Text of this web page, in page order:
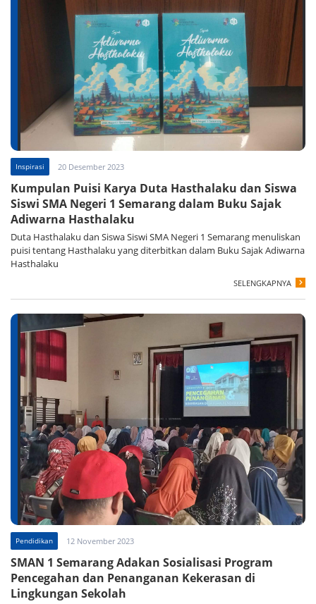
Inspirasi 20 Desember 2023
Kumpulan Puisi Karya Duta Hasthalaku dan Siswa
Siswi SMA Negeri 1 Semarang dalam Buku Sajak
Adiwarna Hasthalaku
Duta Hasthalaku dan Siswa Siswi SMA Negeri 1 Semarang menuliskan
puisi tentang Hasthalaku yang diterbitkan dalam Buku Sajak Adiwarna
Hasthalaku
SELENGKAPNYA
Pendidikan 12 November 2023
SMAN 1 Semarang Adakan Sosialisasi Program
Pencegahan dan Penanganan Kekerasan di
Lingkungan Sekolah